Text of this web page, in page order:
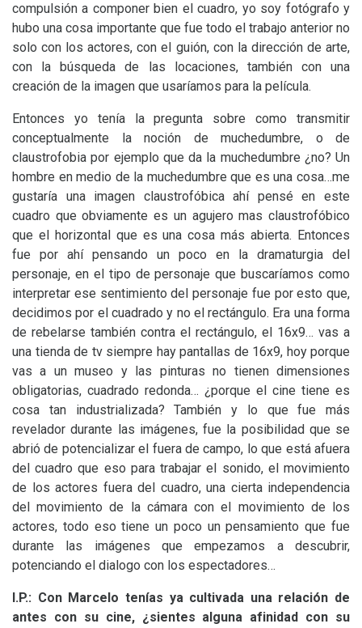
compulsión a componer bien el cuadro, yo soy fotógrafo y
hubo una cosa importante que fue todo el trabajo anterior no
solo con los actores, con el guión, con la dirección de arte,
con la búsqueda de las locaciones, también con una
creación de la imagen que usaríamos para la película.
Entonces yo tenía la pregunta sobre como transmitir
conceptualmente la noción de muchedumbre, o de
claustrofobia por ejemplo que da la muchedumbre ¿no? Un
hombre en medio de la muchedumbre que es una cosa…me
gustaría una imagen claustrofóbica ahí pensé en este
cuadro que obviamente es un agujero mas claustrofóbico
que el horizontal que es una cosa más abierta. Entonces
fue por ahí pensando un poco en la dramaturgia del
personaje, en el tipo de personaje que buscaríamos como
interpretar ese sentimiento del personaje fue por esto que,
decidimos por el cuadrado y no el rectángulo. Era una forma
de rebelarse también contra el rectángulo, el 16x9… vas a
una tienda de tv siempre hay pantallas de 16x9, hoy porque
vas a un museo y las pinturas no tienen dimensiones
obligatorias, cuadrado redonda… ¿porque el cine tiene es
cosa tan industrializada? También y lo que fue más
revelador durante las imágenes, fue la posibilidad que se
abrió de potencializar el fuera de campo, lo que está afuera
del cuadro que eso para trabajar el sonido, el movimiento
de los actores fuera del cuadro, una cierta independencia
del movimiento de la cámara con el movimiento de los
actores, todo eso tiene un poco un pensamiento que fue
durante las imágenes que empezamos a descubrir,
potenciando el dialogo con los espectadores…
I.P.: Con Marcelo tenías ya cultivada una relación de
antes con su cine, ¿sientes alguna afinidad con su